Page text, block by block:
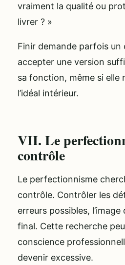
vraiment la qualité ou
livrer ? »
Finir demande parfois un
accepter une version
sa fonction, même si elle
l’idéal intérieur.
VII. Le
contrôle
Le perfectionnisme
contrôle. Contrôler les
erreurs possibles,
final. Cette recherche
conscience
devenir excessive.